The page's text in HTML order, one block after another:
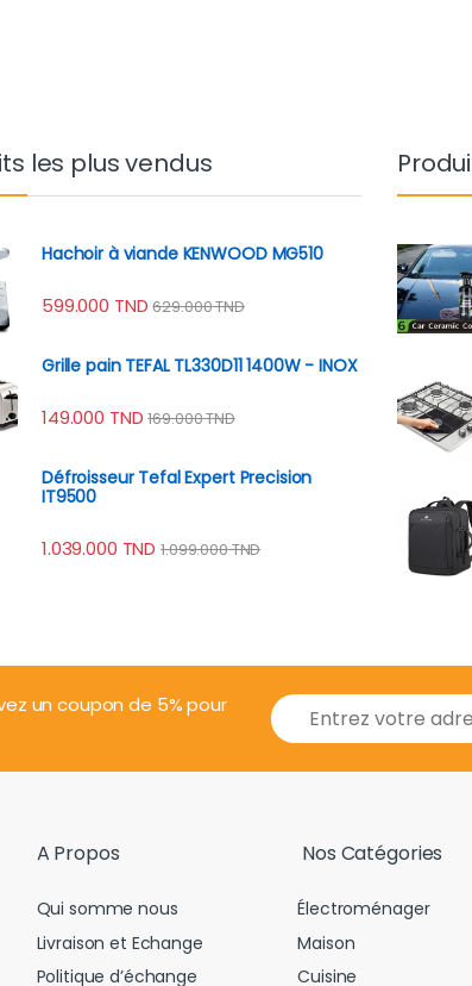
les plus vendus
Hachoir à viande KENWOOD MG510
599.000 TND 629.000TND
Grille pain TEFAL TL330D11 1400W - INOX
149.000 TND 169.000TND
Défroisseur Tefal Expert Precision
IT9500
1.039.000 TND 1.099.000TND
un coupon de 5% pour
E
m
i
A Propos
Qui somme nous
Livraison et Echange
Politique d’échange
Nos Catégories
Électroménager
Maison
Cuisine